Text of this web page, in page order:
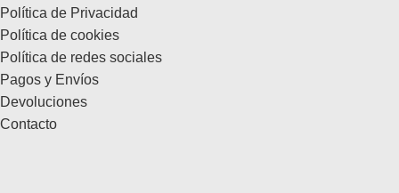
Política de Privacidad
Política de cookies
Política de redes sociales
Pagos y Envíos
Devoluciones
Contacto